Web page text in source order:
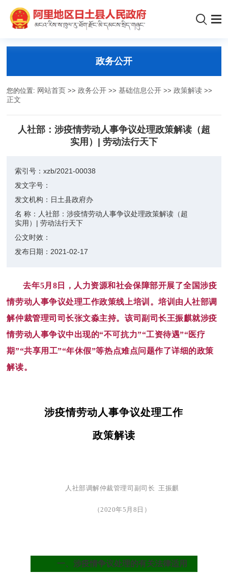
政务公开
您的位置: 网站首页 >>政务公开 >>基础信息公开 >>政策解读 >>
正文
人社部：涉疫情劳动人事争议处理政策解读（超
实用）| 劳动法行天下
索引号：xzb/2021-00038
发文字号：
发文机构： 日土县政府办
名 称： 人社部：涉疫情劳动人事争议处理政策解读（超
实用）| 劳动法行天下
公文时效：
发布日期： 2021-02-17
去年5月8日，人力资源和社会保障部开展了全国涉疫
情劳动人事争议处理工作政策线上培训。培训由人社部调
解仲裁管理司 司长张文淼主持。该司副司长王振麒就涉疫
情劳动人事争议中出现的“不可抗力”“工资待遇”“医疗
期”“共享用工”“年休假”等热点难点问题作了详细的政策
解读。
涉疫情劳动人事争议处理工作
政策解读
人社部调解仲裁管理司副司长 王振麒
（2020年5月8日）
一、涉疫情争议处理的有关法律适用